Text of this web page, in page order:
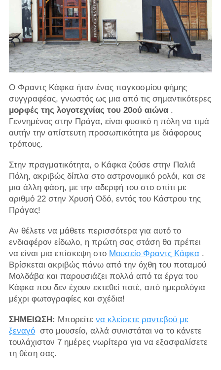
Ο Φραντς Κάφκα ήταν ένας παγκοσμίου φήμης
συγγραφέας, γνωστός ως μια από τις σημαντικότερες
μορφές της λογοτεχνίας του 20ού αιώνα.
Γεννημένος στην Πράγα, είναι φυσικό η πόλη να τιμά
αυτήν την απίστευτη προσωπικότητα με διάφορους
τρόπους.
Στην πραγματικότητα, ο Κάφκα ζούσε στην Παλιά
Πόλη, ακριβώς δίπλα στο αστρονομικό ρολόι, και σε
μια άλλη φάση, με την αδερφή του στο σπίτι με
αριθμό 22 στην Χρυσή Οδό, εντός του Κάστρου της
Πράγας!
Αν θέλετε να μάθετε περισσότερα για αυτό το
ενδιαφέρον είδωλο, η πρώτη σας στάση θα πρέπει
να είναι μια επίσκεψη στο Μουσείο Φραντς Κάφκα.
Βρίσκεται ακριβώς πάνω από την όχθη του ποταμού
Μολδάβα και παρουσιάζει πολλά από τα έργα του
Κάφκα που δεν έχουν εκτεθεί ποτέ, από ημερολόγια
μέχρι φωτογραφίες και σχέδια!
ΣΗΜΕΙΩΣΗ: Μπορείτε να κλείσετε ραντεβού με
ξεναγόστο μουσείο, αλλά συνιστάται να το κάνετε
τουλάχιστον 7 ημέρες νωρίτερα για να εξασφαλίσετε
τη θέση σας.